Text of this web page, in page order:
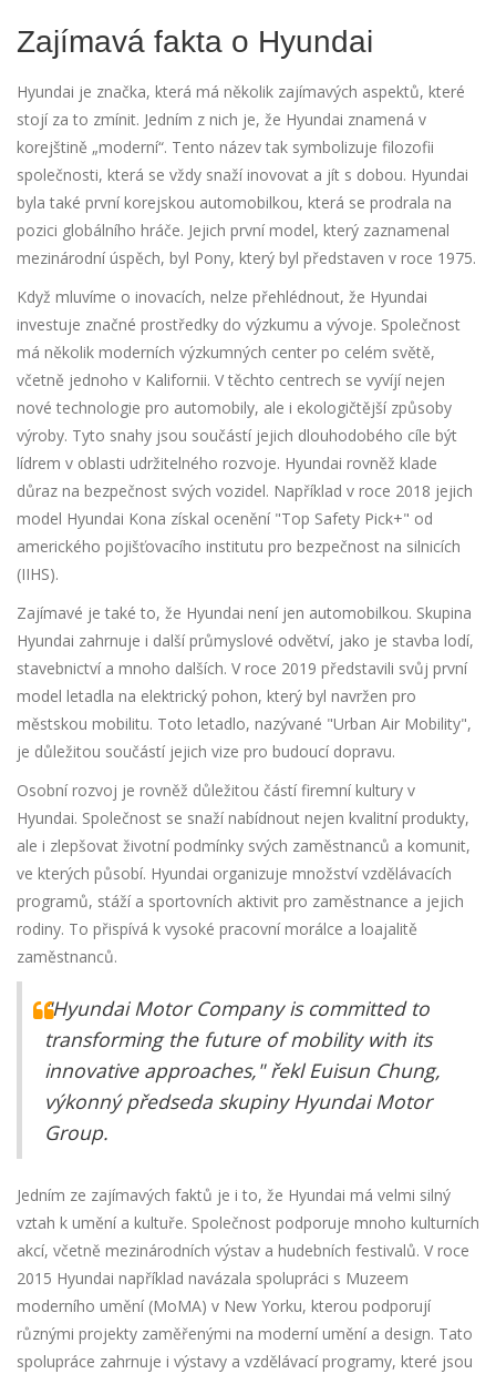
Zajímavá fakta o Hyundai
Hyundai je značka, která má několik zajímavých aspektů, které
stojí za to zmínit. Jedním z nich je, že Hyundai znamená v
korejštině „moderní“. Tento název tak symbolizuje filozofii
společnosti, která se vždy snaží inovovat a jít s dobou. Hyundai
byla také první korejskou automobilkou, která se prodrala na
pozici globálního hráče. Jejich první model, který zaznamenal
mezinárodní úspěch, byl Pony, který byl představen v roce 1975.
Když mluvíme o inovacích, nelze přehlédnout, že Hyundai
investuje značné prostředky do výzkumu a vývoje. Společnost
má několik moderních výzkumných center po celém světě,
včetně jednoho v Kalifornii. V těchto centrech se vyvíjí nejen
nové technologie pro automobily, ale i ekologičtější způsoby
výroby. Tyto snahy jsou součástí jejich dlouhodobého cíle být
lídrem v oblasti udržitelného rozvoje. Hyundai rovněž klade
důraz na bezpečnost svých vozidel. Například v roce 2018 jejich
model Hyundai Kona získal ocenění "Top Safety Pick+" od
amerického pojišťovacího institutu pro bezpečnost na silnicích
(IIHS).
Zajímavé je také to, že Hyundai není jen automobilkou. Skupina
Hyundai zahrnuje i další průmyslové odvětví, jako je stavba lodí,
stavebnictví a mnoho dalších. V roce 2019 představili svůj první
model letadla na elektrický pohon, který byl navržen pro
městskou mobilitu. Toto letadlo, nazývané "Urban Air Mobility",
je důležitou součástí jejich vize pro budoucí dopravu.
Osobní rozvoj je rovněž důležitou částí firemní kultury v
Hyundai. Společnost se snaží nabídnout nejen kvalitní produkty,
ale i zlepšovat životní podmínky svých zaměstnanců a komunit,
ve kterých působí. Hyundai organizuje množství vzdělávacích
programů, stáží a sportovních aktivit pro zaměstnance a jejich
rodiny. To přispívá k vysoké pracovní morálce a loajalitě
zaměstnanců.
"Hyundai Motor Company is committed to
transforming the future of mobility with its
innovative approaches," řekl Euisun Chung,
výkonný předseda skupiny Hyundai Motor
Group.
Jedním ze zajímavých faktů je i to, že Hyundai má velmi silný
vztah k umění a kultuře. Společnost podporuje mnoho kulturních
akcí, včetně mezinárodních výstav a hudebních festivalů. V roce
2015 Hyundai například navázala spolupráci s Muzeem
moderního umění (MoMA) v New Yorku, kterou podporují
různými projekty zaměřenými na moderní umění a design. Tato
spolupráce zahrnuje i výstavy a vzdělávací programy, které jsou